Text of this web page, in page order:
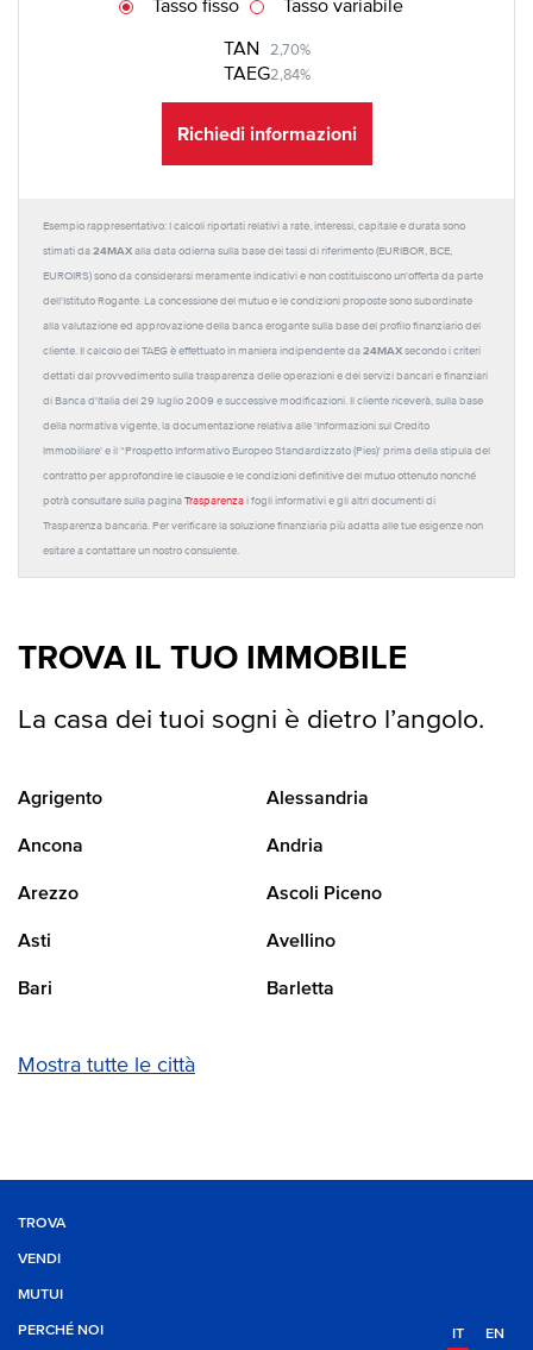
TAN 2,70%
TAEG2,84%
Tasso fisso Tasso variabile
Richiedi informazioni
Esempio rappresentativo: I calcoli riportati relativi a rate, interessi, capitale e durata sono
stimati da 24MAX alla data odierna sulla base dei tassi di riferimento (EURIBOR, BCE,
EUROIRS) sono da considerarsi meramente indicativi e non costituiscono un'offerta da parte
dell'Istituto Rogante. La concessione del mutuo e le condizioni proposte sono subordinate
alla valutazione ed approvazione della banca erogante sulla base del profilo finanziario del
cliente. Il calcolo del TAEG è effettuato in maniera indipendente da 24MAX secondo i criteri
dettati dal provvedimento sulla trasparenza delle operazioni e dei servizi bancari e finanziari
di Banca d'Italia del 29 luglio 2009 e successive modificazioni. Il cliente riceverà, sulla base
della normativa vigente, la documentazione relativa alle 'Informazioni sul Credito
Immobiliare' e il “Prospetto Informativo Europeo Standardizzato (Pies)' prima della stipula del
contratto per approfondire le clausole e le condizioni definitive del mutuo ottenuto nonché
potrà consultare sulla pagina Trasparenza i fogli informativi e gli altri documenti di
Trasparenza bancaria. Per verificare la soluzione finanziaria più adatta alle tue esigenze non
esitare a contattare un nostro consulente.
TROVA IL TUO IMMOBILE
La casa dei tuoi sogni è dietro l’angolo.
Agrigento Alessandria
Ancona Andria
Arezzo Ascoli Piceno
Asti Avellino
Bari Barletta
Mostra tutte le città
TROVA
VENDI
MUTUI
PERCHÉ NOI IT EN